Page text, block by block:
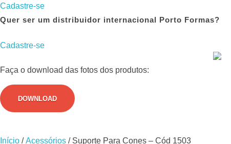
Cadastre-se
Quer ser um distribuidor internacional Porto Formas?
Cadastre-se
Faça o download das fotos dos produtos:
DOWNLOAD
Início /Acessórios / Suporte Para Cones – Cód 1503